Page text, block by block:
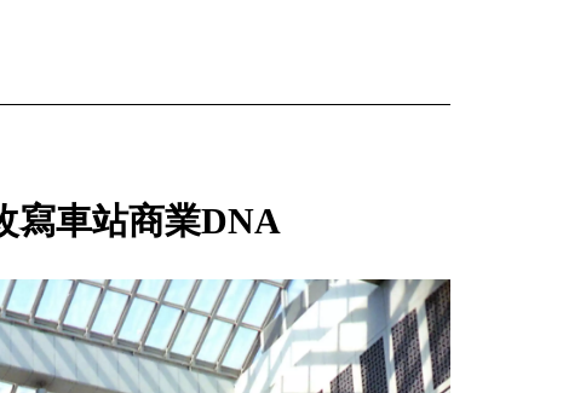
寫車站商業DNA